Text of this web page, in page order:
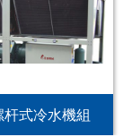
杆式冷水機組